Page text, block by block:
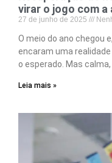
virar o jogo com a
27 de junho de 2025
O meio do ano chegou
encaram uma
o esperado. Mas
Leia mais »